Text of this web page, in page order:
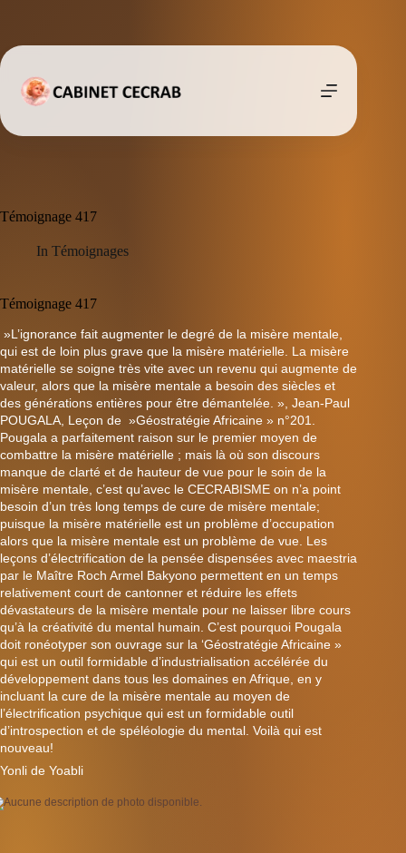
Témoignage 417
In Témoignages
Témoignage 417
»L’ignorance fait augmenter le degré de la misère mentale,
qui est de loin plus grave que la misère matérielle. La misère
matérielle se soigne très vite avec un revenu qui augmente de
valeur, alors que la misère mentale a besoin des siècles et
des générations entières pour être démantelée. », Jean-Paul
POUGALA, Leçon de »Géostratégie Africaine » n°201.
Pougala a parfaitement raison sur le premier moyen de
combattre la misère matérielle ; mais là où son discours
manque de clarté et de hauteur de vue pour le soin de la
misère mentale, c’est qu’avec le CECRABISME on n’a point
besoin d’un très long temps de cure de misère mentale;
puisque la misère matérielle est un problème d’occupation
alors que la misère mentale est un problème de vue. Les
leçons d’électrification de la pensée dispensées avec maestria
par le Maître Roch Armel Bakyono permettent en un temps
relativement court de cantonner et réduire les effets
dévastateurs de la misère mentale pour ne laisser libre cours
qu’à la créativité du mental humain. C’est pourquoi Pougala
doit ronéotyper son ouvrage sur la ‘Géostratégie Africaine »
qui est un outil formidable d’industrialisation accélérée du
développement dans tous les domaines en Afrique, en y
incluant la cure de la misère mentale au moyen de
l’électrification psychique qui est un formidable outil
d’introspection et de spéléologie du mental. Voilà qui est
nouveau!
Yonli de Yoabli